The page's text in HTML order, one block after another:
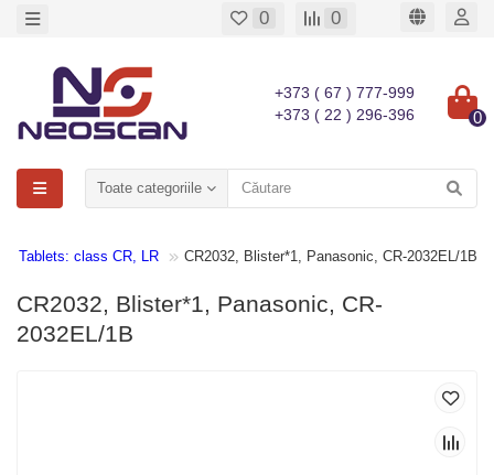
0 0
+373 ( 67 ) 777-999
+373 ( 22 ) 296-396
0
Toate categoriile
Tablets: class CR, LR CR2032, Blister*1, Panasonic, CR-2032EL/1B
CR2032, Blister*1, Panasonic, CR-
2032EL/1B